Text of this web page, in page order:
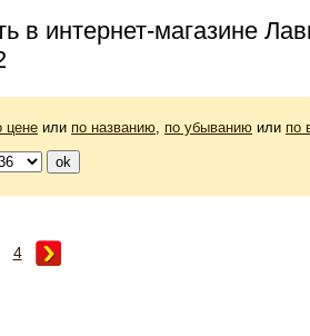
в интернет-магазине
цене или по названию, по убыванию или по
4